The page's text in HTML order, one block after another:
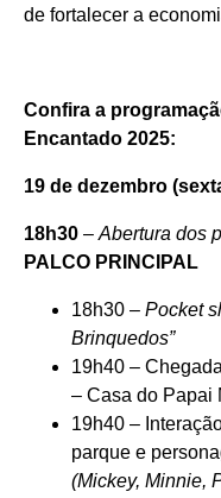
de fortalecer a
Confira a
Encantado 2025:
19 de dezembro
18h30 – Abertura dos
PALCO PRINCIPAL
18h30 – Pocket
Brinquedos”
19h40 –
– Casa do Papai
19h40 –
parque e
(Mickey, Minnie,